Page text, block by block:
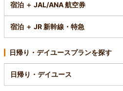
宿泊 ＋ JAL/ANA 航空券
宿泊 ＋ JR 新幹線・特急
日帰り・デイユースプランを探す
日帰り・デイユース